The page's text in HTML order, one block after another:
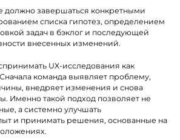
должно завершаться конкретными
списка гипотез, определением
задач в бэклог и последующей
внесенных изменений.
UX-исследования как
команда выявляет проблему,
внедряет изменения и снова
Именно такой подход позволяет не
а системно улучшать
и принимать решения, основанные на